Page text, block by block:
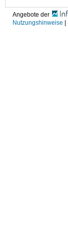
Angebote der
Nutzungshinweise